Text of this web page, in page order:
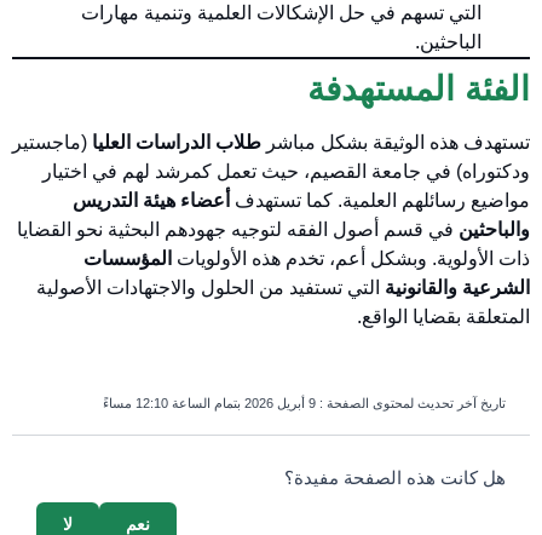
التي تسهم في حل الإشكالات العلمية وتنمية مهارات
الباحثين.
الفئة المستهدفة
تستهدف هذه الوثيقة بشكل مباشر طلاب الدراسات العليا (ماجستير
ودكتوراه) في جامعة القصيم، حيث تعمل كمرشد لهم في اختيار
مواضيع رسائلهم العلمية. كما تستهدف أعضاء هيئة التدريس
والباحثين في قسم أصول الفقه لتوجيه جهودهم البحثية نحو القضايا
ذات الأولوية. وبشكل أعم، تخدم هذه الأولويات المؤسسات
الشرعية والقانونية التي تستفيد من الحلول والاجتهادات الأصولية
المتعلقة بقضايا الواقع.
تاريخ آخر تحديث لمحتوى الصفحة : 9 أبريل 2026 بتمام الساعة 12:10 مساءً
survey_v2
هل كانت هذه الصفحة مفيدة؟
لا نعم